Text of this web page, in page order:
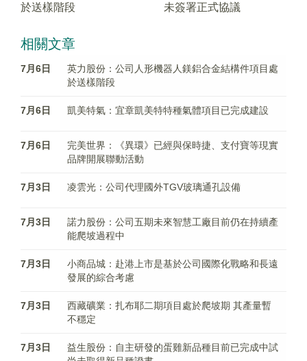
於送樣階段
未簽署正式協議
相關文章
7月6日
英力股份：公司人形機器人鎂鋁合金結構件項目處
於送樣階段
7月6日 凱美特氣：宜章凱美特特種氣體項目已完成建設
7月6日
完美世界：《異環》已經與保時捷、支付寶等現實
品牌開展聯動活動
7月3日 凌雲光：公司代理國外TGV玻璃通孔設備
7月3日
諾力股份：公司五期未來智慧工廠目前仍在持續產
能爬坡過程中
7月3日
小商品城：赴港上市是基於公司國際化戰略和長遠
發展的綜合考慮
7月3日
西藏礦業：扎布耶二期項目處於爬坡期 其產量暫
不穩定
7月3日
益生股份：自主研發的蛋雞新品種目前已完成中試